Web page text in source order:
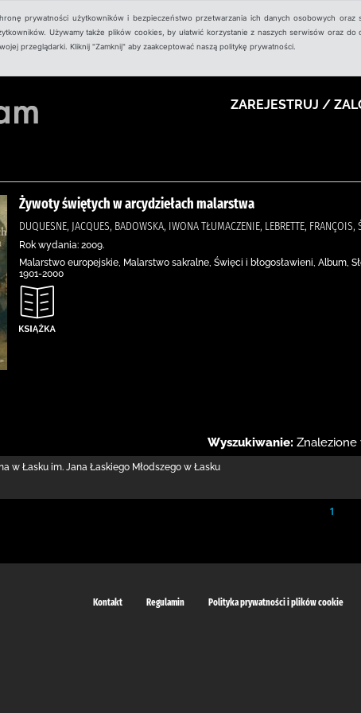
prywatności użytkowników i bezpieczeństwo przetwarzania ich danych osobowych
Używamy także plików cookies, by ułatwić korzystanie z naszych serwisów oraz
przeglądarki. Kliknij "Zamknij" aby zaakceptować naszą politykę prywatności.
ZAREJESTRUJ /
Żywoty świętych w arcydziełach malarstwa
DUQUESNE, JACQUES, BADOWSKA, IWONA TŁUMACZENIE, LEBRETTE, FRANÇOIS,
Rok wydania: 2009.
Malarstwo europejskie, Malarstwo sakralne, Święci i błogosławieni, Album,
1901-2000
Wyszukiwanie: Znalezione
w Łasku im. Jana Łaskiego Młodszego w Łasku
1
Kontakt Regulamin Polityka prywatności i plików cookie